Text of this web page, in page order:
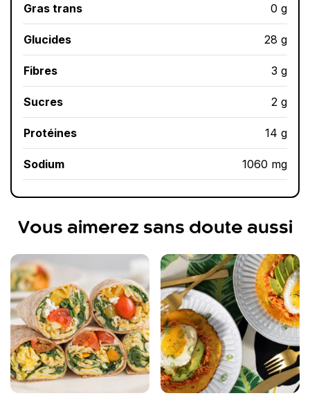
Gras trans 0 g
Glucides 28 g
Fibres 3 g
Sucres 2 g
Protéines 14 g
Sodium 1060 mg
Vous aimerez sans doute aussi